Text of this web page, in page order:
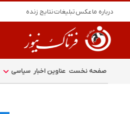
درباره ماعکستبلیغاتنتایج زنده
صفحه نخست عناوین اخبار سیاسی